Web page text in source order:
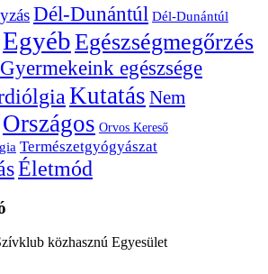
Dél-Dunántúl Dél-Dunántúl
EgyébEgészségmegőrzés
Gyermekeink egészsége
Kutatás Nem
Országos Orvos Kereső
Természetgyógyászat
Életmód
közhasznú Egyesület